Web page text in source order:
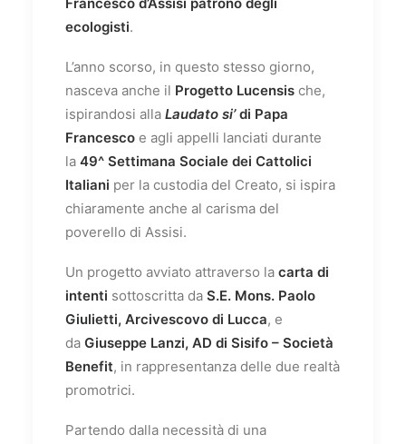
ecologisti.
L’anno scorso, in questo stesso giorno,
nasceva anche il Progetto Lucensis che,
ispirandosi alla Laudato si’di Papa
Francesco e agli appelli lanciati durante
la 49^ Settimana Sociale dei Cattolici
Italiani per la custodia del Creato, si ispira
chiaramente anche al carisma del
poverello di Assisi.
Un progetto avviato attraverso la carta di
intenti sottoscritta da S.E. Mons. Paolo
Giulietti, Arcivescovo di Lucca, e
da Giuseppe Lanzi, AD di Sisifo – Società
Benefit, in rappresentanza delle due realtà
promotrici.
Partendo dalla necessità di una